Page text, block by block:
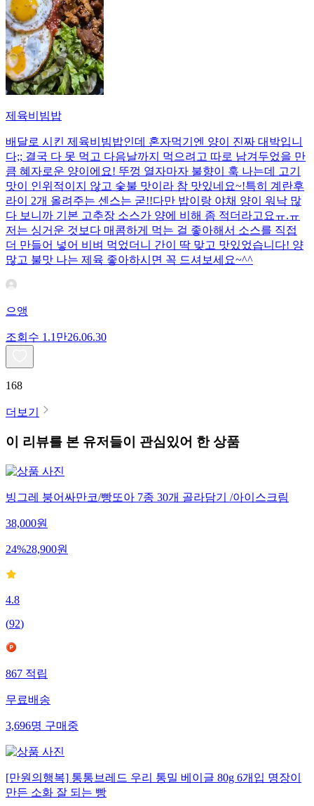
제육비빔밥
배달로 시킨 제육비빔밥인데 혼자먹기엔 양이 진짜 대박입니
다;; 결국 다 못 먹고 다음날까지 먹으려고 따로 남겨두었을 만
큼 혜자로운 양이에요! 뚜껑 열자마자 불향이 훅 나는데 고기
맛이 인위적이지 않고 숯불 맛이라 참 맛있네요~!특히 계란후
라이 2개 올려주는 센스는 굳!! ​다만 밥이랑 야채 양이 워낙 많
다 보니까 기본 고추장 소스가 양에 비해 좀 적더라고요ㅠ.ㅠ
저는 싱거운 것보다 매콤하게 먹는 걸 좋아해서 소스를 직접
더 만들어 넣어 비벼 먹었더니 간이 딱 맞고 맛있었습니다! 양
많고 불맛 나는 제육 좋아하시면 꼭 드셔보세요~^^
으앵
조회수 1.1만26.06.30
168
더보기
이 리뷰를 본 유저들이 관심있어 한 상품
빙그레 붕어싸만코/빵또아 7종 30개 골라담기 /아이스크림
38,000원
24%28,900원
4.8
(92)
867 적립
무료배송
3,696명 구매중
[만원의행복] 통통브레드 우리 통밀 베이글 80g 6개입 명장이
만든 소화 잘 되는 빵